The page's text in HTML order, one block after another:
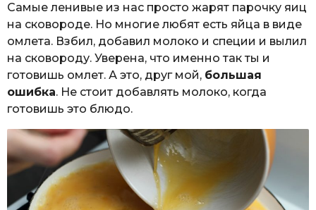
Самые ленивые из нас просто жарят парочку яиц
на сковороде. Но многие любят есть яйца в виде
омлета. Взбил, добавил молоко и специи и вылил
на сковороду. Уверена, что именно так ты и
готовишь омлет. А это, друг мой, большая
ошибка. Не стоит добавлять молоко, когда
готовишь это блюдо.